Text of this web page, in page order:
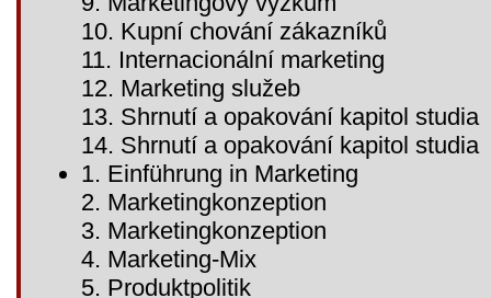
10. Kupní chování zákazníků
11. Internacionální marketing
12. Marketing služeb
13. Shrnutí a opakování kapitol studia
14. Shrnutí a opakování kapitol studia
1. Einführung in Marketing
2. Marketingkonzeption
3. Marketingkonzeption
4. Marketing-Mix
5. Produktpolitik